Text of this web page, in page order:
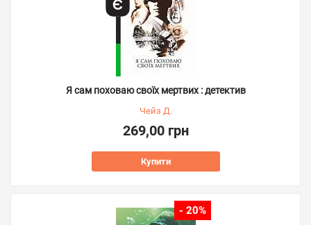
Я сам поховаю своїх мертвих : детектив
Чейз Д.
269,00 грн
Купити
- 20%